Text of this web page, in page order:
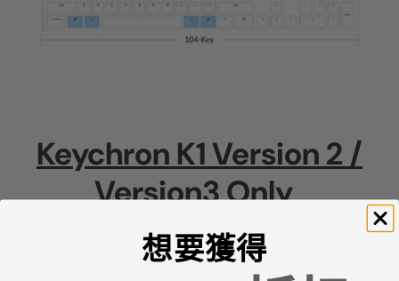
Keychron K1 Version 2 /
Version3 Only
Click on the image to see it in
high-resolution image
想要獲得